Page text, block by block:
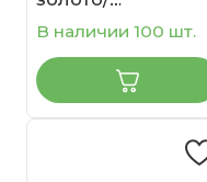
разноцветн./
Настольная
лампа E14 1*40W
BIZET
В наличии 100 шт.